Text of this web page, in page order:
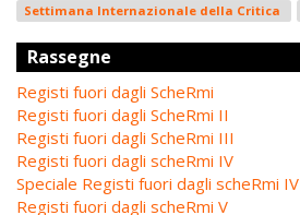
Settimana Internazionale della Critica
Rassegne
Registi fuori dagli ScheRmi
Registi fuori dagli ScheRmi II
Registi fuori dagli ScheRmi III
Registi fuori dagli scheRmi IV
Speciale Registi fuori dagli scheRmi IV
Registi fuori dagli scheRmi V